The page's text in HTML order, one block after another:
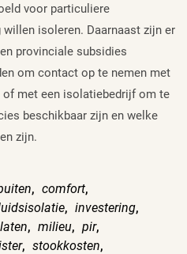
voor particuliere
isoleren. Daarnaast zijn er
provinciale subsidies
om contact op te nemen met
met een isolatiebedrijf om te
beschikbaar zijn en welke
zijn.
, comfort,
, investering,
, milieu, pir,
, stookkosten,